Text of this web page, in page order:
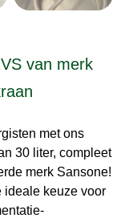
van merk
met ons
30 liter, compleet
merk Sansone!
ideale keuze voor